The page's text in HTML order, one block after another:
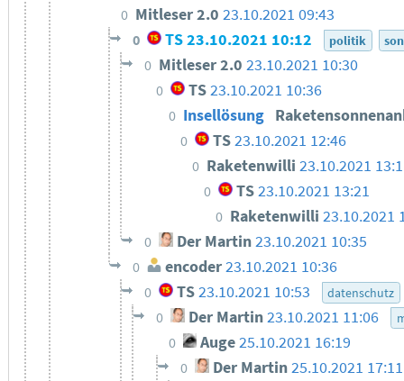
0 Mitleser 2.0 23.10.2021 09:43
0 TS23.10.2021 10:12 politik
0 Mitleser 2.023.10.2021 10:30
0 TS23.10.2021 10:36
0 Insellösung
0 TS 23.10.2021 12:46
0 Raketenwilli 23.10.2021
0 TS23.10.2021 13:21
0 Raketenwilli23.10.2021
0 Der Martin23.10.2021 10:35
0 encoder23.10.2021 10:36
0 TS23.10.2021 10:53 datenschutz
0 Der Martin23.10.2021 11:06
0 Auge25.10.2021 16:19
0 Der Martin 25.10.2021 17:11